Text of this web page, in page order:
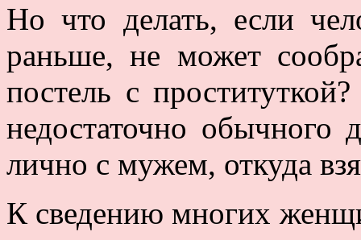
Но что делать, если
раньше, не может
постель с
недостаточно обычного
лично с мужем, откуда
К сведению многих